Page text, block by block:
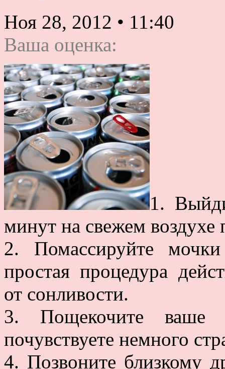
Ноя 28, 2012 • 11:40
Ваша оценка:
1.
минут на свежем воздухе
2. Помассируйте
простая процедура
от сонливости.
3. Пощекочите ваше
почувствуете немного
4. Позвоните близкому